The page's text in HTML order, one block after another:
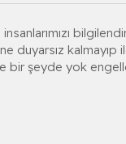
kalmayıp
bir şeyde yok